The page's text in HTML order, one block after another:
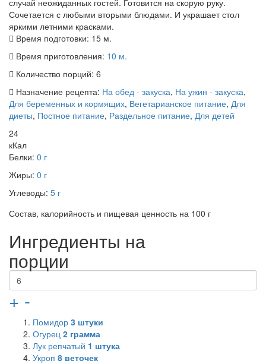
случай неожиданных гостей. Готовится на скорую руку.
Сочетается с любыми вторыми блюдами. И украшает стол
яркими летними красками.
Время подготовки: 15 м.
Время приготовления: 10 м.
Количество порций: 6
Назначение рецепта: На обед - закуска, На ужин - закуска,
Для беременных и кормящих, Вегетарианское питание, Для
диеты, Постное питание, Раздельное питание, Для детей
24
кКал
Белки: 0 г
Жиры: 0 г
Углеводы: 5 г
Состав, калорийность и пищевая ценность на 100 г
Ингредиенты на
порции
+ -
Помидор 3 штуки
Огурец 2 грамма
Лук репчатый 1 штука
Укроп 8 веточек